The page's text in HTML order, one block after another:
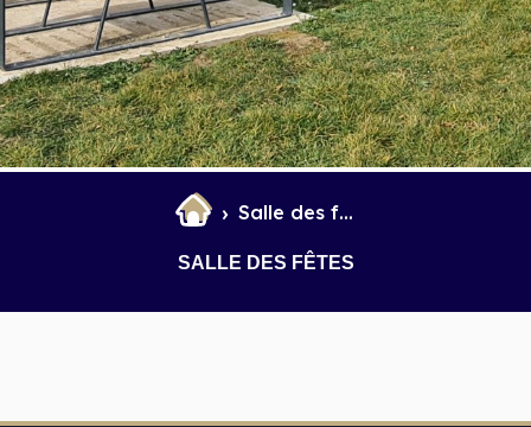
Salle des fêtes
SALLE DES FÊTES
Marchés
et Infantile